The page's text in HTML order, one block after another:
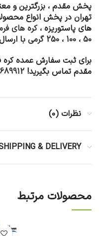
تهران در پخش انواع
های پاستوریزه ،کره های
50 ، 100 ، 250 گرمی
با
برای ثبت سفارش عمده
مقدم تماس بگیرید!
نظرات (0)
& DELIVERY
محصولات مرتبط